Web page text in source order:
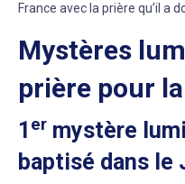
France avec la prière qu’il a
Mystères
prière pour
1 er mystère
baptisé dans le